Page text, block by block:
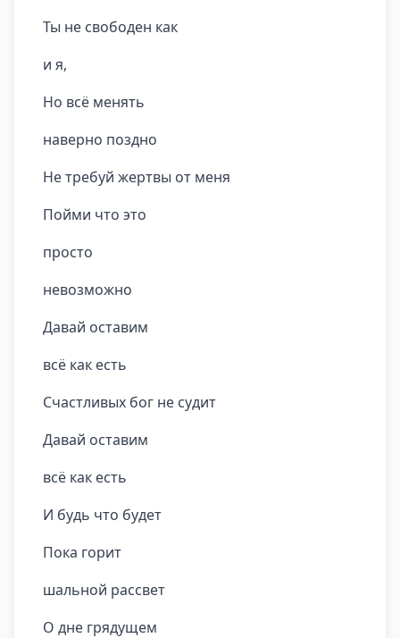
Ты не свободен как
и я,
Но всё менять
наверно поздно
Не требуй жертвы от меня
Пойми что это
просто
невозможно
Давай оставим
всё как есть
Счастливых бог не судит
Давай оставим
всё как есть
И будь что будет
Пока горит
шальной рассвет
О дне грядущем